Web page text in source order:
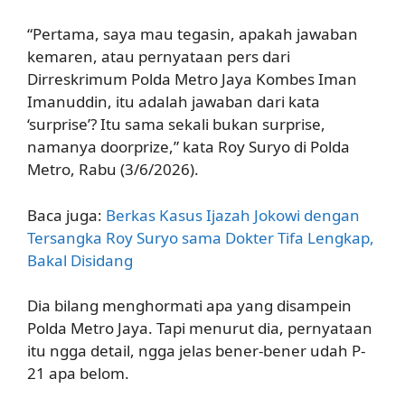
“Pertama, saya mau tegasin, apakah jawaban
kemaren, atau pernyataan pers dari
Dirreskrimum Polda Metro Jaya Kombes Iman
Imanuddin, itu adalah jawaban dari kata
‘surprise’? Itu sama sekali bukan surprise,
namanya doorprize,” kata Roy Suryo di Polda
Metro, Rabu (3/6/2026).
Baca juga: Berkas Kasus Ijazah Jokowi dengan
Tersangka Roy Suryo sama Dokter Tifa Lengkap,
Bakal Disidang
Dia bilang menghormati apa yang disampein
Polda Metro Jaya. Tapi menurut dia, pernyataan
itu ngga detail, ngga jelas bener-bener udah P-
21 apa belom.